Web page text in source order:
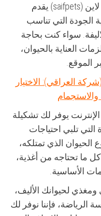
تسوق مستلزمات الحيوانات اون لاين (saifpets) يقدم
الجودة التي تناسب
سواء كنت بحاجة
العناية بالحيوان،
الموقع.
العراقي): الاختيار
يوفر لك تشكيلة
التي تلبي احتياجات
الذي تمتلكه،
ما تحتاجه من أغذية،
الأساسية.
لحيوانك الأليف،
الرياضة، فإننا نوفر لك